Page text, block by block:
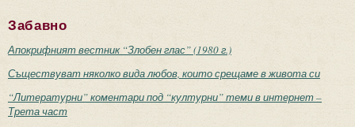
Забавно
Апокрифният вестник “Злобен глас” (1980 г.)
Съществуват няколко вида любов, които срещаме в живота си
“Литературни” коментари под “културни” теми в интернет –
Трета част